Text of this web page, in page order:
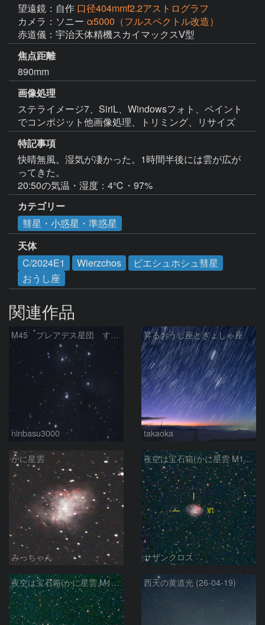
望遠鏡：自作 口径404mmf2.2アストログラフ
カメラ：ソニー α5000（フルスペクトル改造）
赤道儀：宇治天体精機スカイマックスⅤ型
焦点距離
890mm
画像処理
ステライメージ7、SiriL、Windowsフォト、ペイント
特記事項
快晴無風。湿気が凄かった。1時間半後には雲が広が
ってきた。
カテゴリー
彗星・小惑星・準惑星
天体
C/2024E1
Wierzchos
ビエシュホシュ彗星
おうし座
関連作品
M45 プレアデス星団 すばる
ninbasu3000
昇るおうし座とぎょしゃ座
takaoka
かに星雲
みっちゃん
夜空は宝石箱(かに星雲 M1) Seestar50
サザンクロス
夜空は宝石箱(かに星雲 M1) Seestar50 西天の黄道光 (26-04-19)